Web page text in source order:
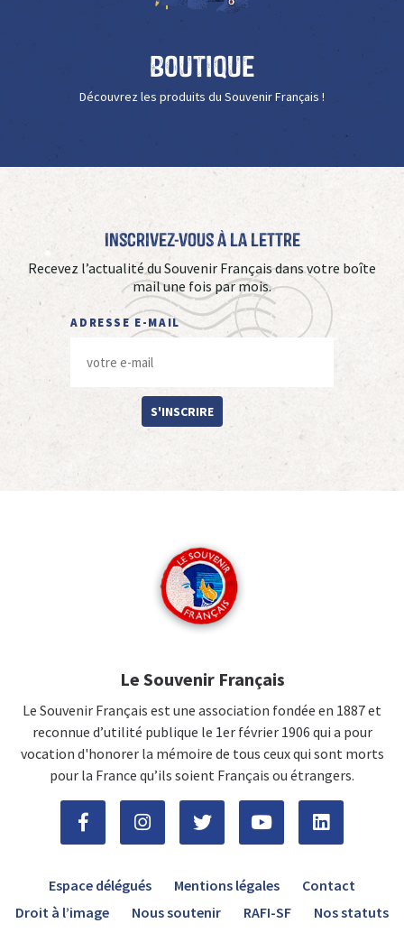
Boutique
Découvrez les produits du Souvenir Français !
Inscrivez-vous à La Lettre
Recevez l’actualité du Souvenir Français dans votre boîte
mail une fois par mois.
ADRESSE E-MAIL
S'INSCRIRE
Le Souvenir Français
Le Souvenir Français est une association fondée en 1887 et
reconnue d’utilité publique le 1er février 1906 qui a pour
vocation d'honorer la mémoire de tous ceux qui sont morts
pour la France qu’ils soient Français ou étrangers.
Espace délégués Mentions légales
Contact
Droit à l’image
Nous soutenir RAFI-SF Nos statuts